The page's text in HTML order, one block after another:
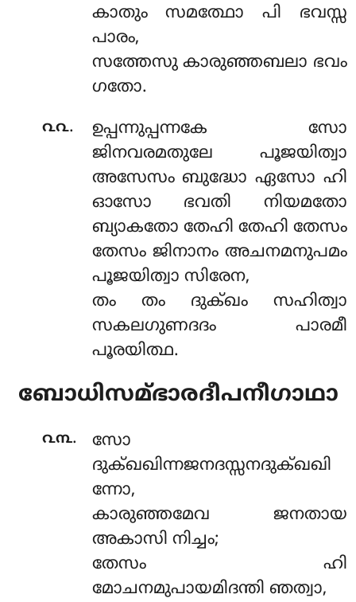
കാതും സമത്ഥോ പി ഭവസ്സ
പാരം,
സത്തേസു കാരുഞ്ഞബലാ ഭവം
ഗതോ.
൨൨.
ഉപ്പന്നുപ്പന്നകേ സോ
ജിനവരമതുലേ പൂജയിത്വാ
അസേസം ബുദ്ധോ ഏസോ ഹി
ഓസോ ഭവതി നിയമതോ
ബ്യാകതോ തേഹി തേഹി തേസം
തേസം ജിനാനം അചനമനുപമം
പൂജയിത്വാ സിരേന,
തം തം ദുക്ഖം സഹിത്വാ
സകലഗുണദദം പാരമീ
പൂരയിത്ഥ.
ബോധിസമ്ഭാരദീപനീഗാഥാ
൨൩.
സോ
ദുക്ഖഖിന്നജനദസ്സനദുക്ഖഖി
ന്നോ,
കാരുഞ്ഞമേവ ജനതായ
അകാസി നിച്ചം;
തേസം ഹി
മോചനമുപായമിദന്തി ഞത്വാ,